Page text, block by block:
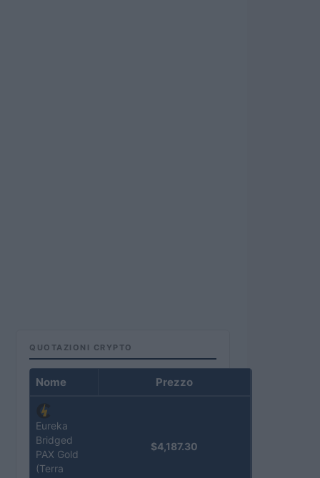
QUOTAZIONI CRYPTO
Nome Prezzo
Eureka
Bridged
PAX Gold
(Terra
$4,187.30